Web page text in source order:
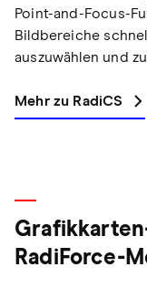
Point-and-Focus-
Bildbereiche
auszuwählen und
Mehr zu RadiCS
RadiForce-